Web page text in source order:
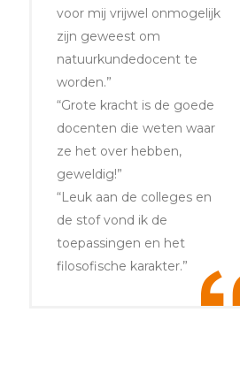
voor mij vrijwel onmogelijk
zijn geweest om
natuurkundedocent te
worden.”
“Grote kracht is de goede
docenten die weten waar
ze het over hebben,
geweldig!”
“Leuk aan de colleges en
de stof vond ik de
toepassingen en het
filosofische karakter.”